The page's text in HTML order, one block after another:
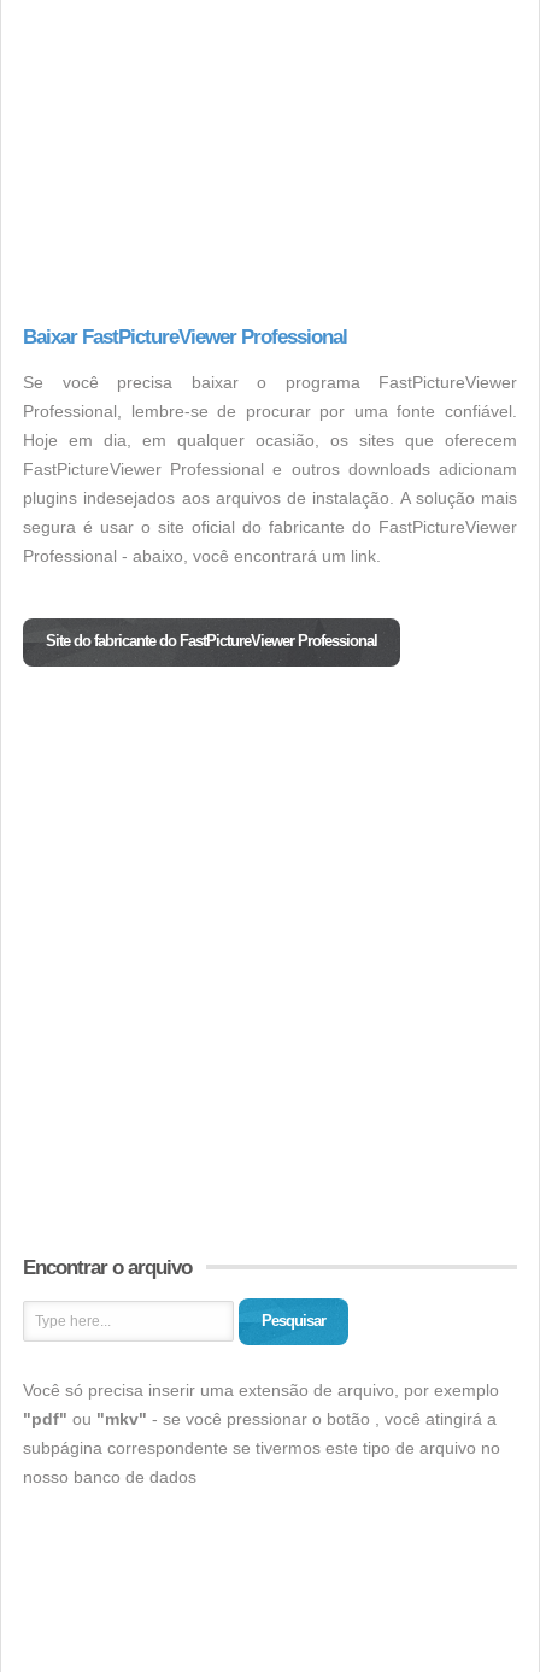
Baixar FastPictureViewer Professional
Se você precisa baixar o programa FastPictureViewer
Professional, lembre-se de procurar por uma fonte confiável.
Hoje em dia, em qualquer ocasião, os sites que oferecem
FastPictureViewer Professional e outros downloads adicionam
plugins indesejados aos arquivos de instalação. A solução mais
segura é usar o site oficial do fabricante do FastPictureViewer
Professional - abaixo, você encontrará um link.
Site do fabricante do FastPictureViewer Professional
Encontrar o arquivo
Pesquisar
Você só precisa inserir uma extensão de arquivo, por exemplo
"pdf" ou "mkv" - se você pressionar o botão , você atingirá a
subpágina correspondente se tivermos este tipo de arquivo no
nosso banco de dados